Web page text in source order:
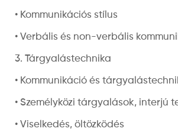
• Kommunikációs stílus
• Verbális és non-verbális
3. Tárgyalástechnika
• Kommunikáció és
• Személyközi tárgyalások, interjú
• Viselkedés, öltözködés